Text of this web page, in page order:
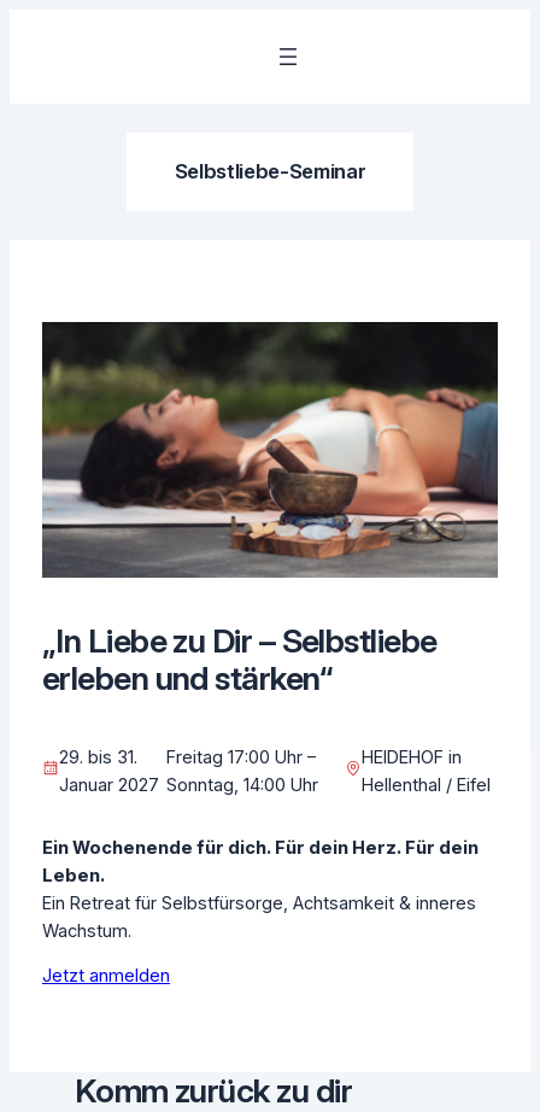
Selbstliebe-Seminar
„In Liebe zu Dir – Selbstliebe
erleben und stärken“
29. bis 31.
Januar 2027
Freitag 17:00 Uhr –
Sonntag, 14:00 Uhr
HEIDEHOF in
Hellenthal / Eifel
Ein Wochenende für dich. Für dein Herz. Für dein
Leben.
Ein Retreat für Selbstfürsorge, Achtsamkeit & inneres
Wachstum.
Jetzt anmelden
Komm zurück zu dir